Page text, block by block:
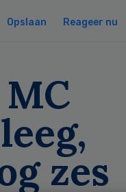
Opslaan Reageer nu
zes